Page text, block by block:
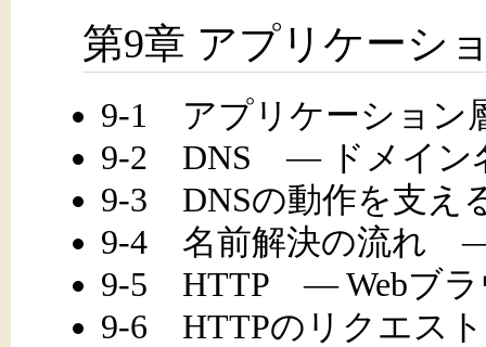
第9章 アプリケーシ
9-1 アプリケーション
9-2 DNS ― ドメイン
9-3 DNSの動作を支え
9-4 名前解決の流れ ―
9-5 HTTP ― Webブラ
9-6 HTTPのリクエス